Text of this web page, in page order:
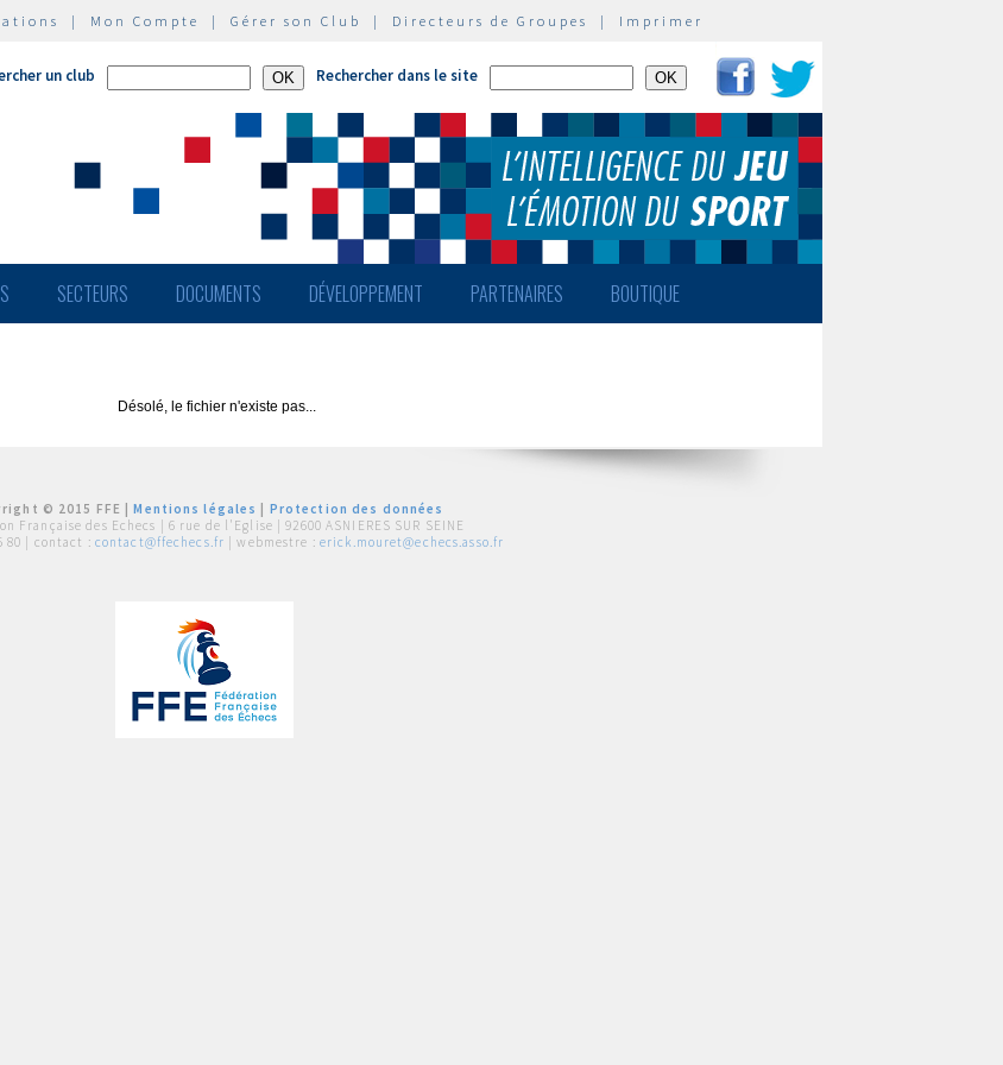
| Mon Compte | Gérer son Club | Directeurs de Groupes | Imprimer
un club Rechercher dans le site
SECTEURS DOCUMENTS DÉVELOPPEMENT PARTENAIRES BOUTIQUE
Désolé, le fichier n'existe pas...
© 2015 FFE |Mentions légales
Protection des données
Française des Echecs | 6 rue de l'Eglise | 92600 ASNIERES SUR SEINE
80 | contact : contact@ffechecs.fr | webmestre : erick.mouret@echecs.asso.fr